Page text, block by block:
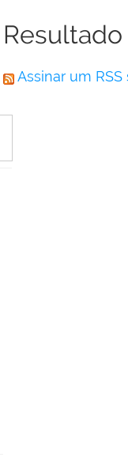
Assinar um